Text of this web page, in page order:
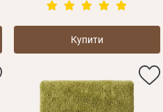
Купити